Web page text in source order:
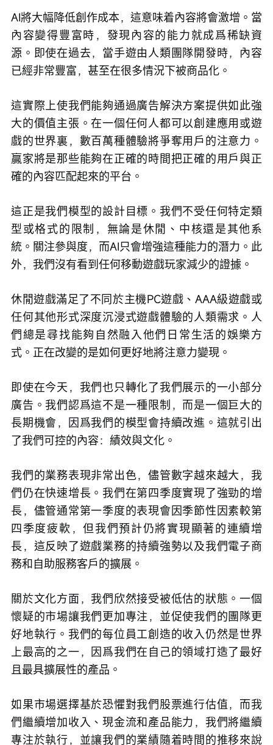
AI將大幅降低創作成本，這意味着內容將會激增。當
內容變得豐富時，發現內容的能力就成爲稀缺資
源。即使在過去，當手遊由人類團隊開發時，內容
已經非常豐富，甚至在很多情況下被商品化。
這實際上使我們能夠通過廣告解決方案提供如此強
大的價值主張。在一個任何人都可以創建應用或遊
戲的世界裏，數百萬種體驗將爭奪用戶的注意力。
贏家將是那些能夠在正確的時間把正確的用戶與正
確的內容匹配起來的平台。
這正是我們模型的設計目標。我們不受任何特定類
型或格式的限制，無論是休閒、中核還是其他系
統。關注參與度，而AI只會增強這種能力的潛力。此
外，我們沒有看到任何移動遊戲玩家減少的證據。
休閒遊戲滿足了不同於主機PC遊戲、AAA級遊戲或
任何其他形式深度沉浸式遊戲體驗的人類需求。人
們總是尋找能夠自然融入他們日常生活的娛樂方
式。正在改變的是如何更好地將注意力變現。
即使在今天，我們也只轉化了我們展示的一小部分
廣告。我們認爲這不是一種限制，而是一個巨大的
長期機會，因爲我們的模型會持續改進。這就引出
了我們可控的內容：績效與文化。
我們的業務表現非常出色，儘管數字越來越大，我
們仍在快速增長。我們在第四季度實現了強勁的增
長，儘管通常第一季度的表現會因季節性因素較第
四季度疲軟，但我們預計仍將實現顯著的連續增
長，這反映了遊戲業務的持續強勢以及我們電子商
務和自助服務客戶的擴展。
關於文化方面，我們欣然接受被低估的狀態。一個
懷疑的市場讓我們更加專注，並促使我們的團隊更
好地執行。我們的每位員工創造的收入仍然是世界
上最高的之一，因爲我們在自己的領域打造了最好
且最具擴展性的產品。
如果市場選擇基於恐懼對我們股票進行估值，而我
們繼續增加收入、現金流和產品能力，我們將繼續
專注於執行，並讓我們的業績隨着時間的推移來說